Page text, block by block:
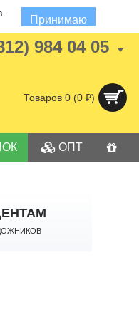
Принимаю
984 04 05
Товаров 0 (0 ₽)
ОПТ